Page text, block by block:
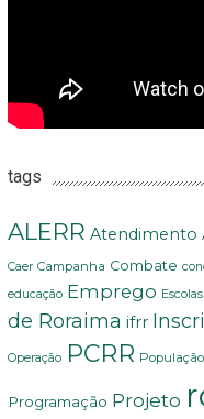
tags
ALERR Atendimento
Caer Campanha Combate
educação Emprego Escolas
de Roraima ifrr
Operação PCRR População
Programação Projeto